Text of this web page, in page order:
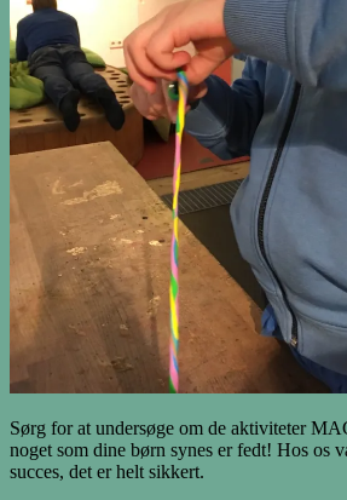
Sørg for at undersøge om de aktiviteter
noget som dine børn synes er fedt! Hos os
succes, det er helt sikkert.